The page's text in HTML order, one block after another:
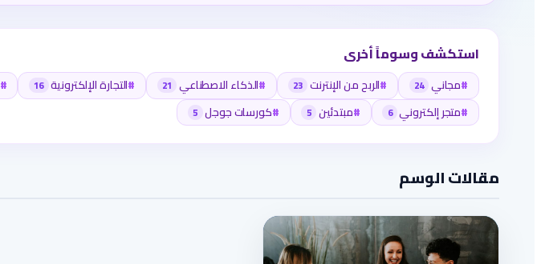
استكشف وسوماً أخرى
#مجاني 24
#الربح من الإنترنت 23
#الذكاء الاصطناعي 21
#التجارة الإلكترونية 16
#
#متجر إلكتروني 6
#مبتدئين 5
#كورسات جوجل 5
مقالات الوسم